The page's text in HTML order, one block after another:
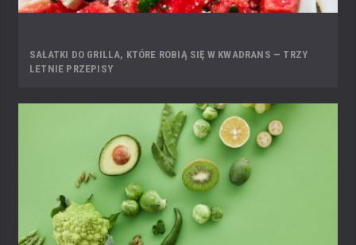
SAŁATKI DO GRILLA, KTÓRE ROBIĄ SIĘ W KWADRANS — TRZY
LETNIE PRZEPISY